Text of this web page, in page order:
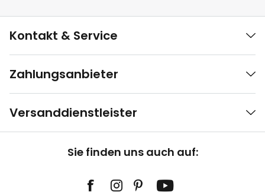
Kontakt & Service
Zahlungsanbieter
Versanddienstleister
Sie finden uns auch auf: